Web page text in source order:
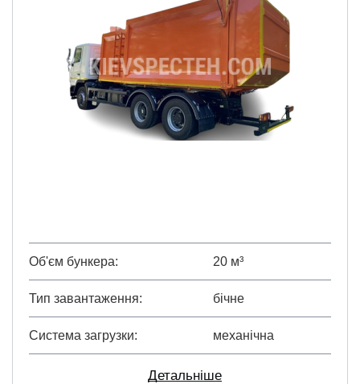
Об'єм бункера 20 м³
Тип завантаження бічне
Система загрузки механічна
Детальніше